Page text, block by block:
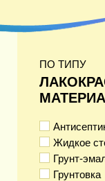
ПО ТИПУ
Жидкое
Грунт-
Грунтовка